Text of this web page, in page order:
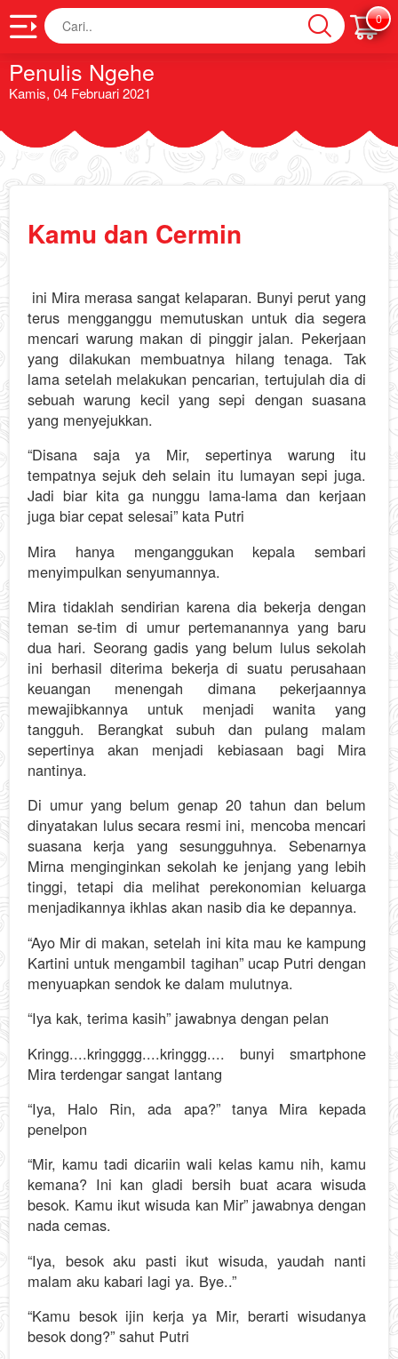
Cari 0
Penulis Ngehe
Kamis, 04 Februari 2021
Kamu dan Cermin
ini Mira merasa sangat kelaparan. Bunyi perut yang
terus mengganggu memutuskan untuk dia segera
mencari warung makan di pinggir jalan. Pekerjaan
yang dilakukan membuatnya hilang tenaga. Tak
lama setelah melakukan pencarian, tertujulah dia di
sebuah warung kecil yang sepi dengan suasana
yang menyejukkan.
“Disana saja ya Mir, sepertinya warung itu
tempatnya sejuk deh selain itu lumayan sepi juga.
Jadi biar kita ga nunggu lama-lama dan kerjaan
juga biar cepat selesai” kata Putri
Mira hanya menganggukan kepala sembari
menyimpulkan senyumannya.
Mira tidaklah sendirian karena dia bekerja dengan
teman se-tim di umur pertemanannya yang baru
dua hari. Seorang gadis yang belum lulus sekolah
ini berhasil diterima bekerja di suatu perusahaan
keuangan menengah dimana pekerjaannya
mewajibkannya untuk menjadi wanita yang
tangguh. Berangkat subuh dan pulang malam
sepertinya akan menjadi kebiasaan bagi Mira
nantinya.
Di umur yang belum genap 20 tahun dan belum
dinyatakan lulus secara resmi ini, mencoba mencari
suasana kerja yang sesungguhnya. Sebenarnya
Mirna menginginkan sekolah ke jenjang yang lebih
tinggi, tetapi dia melihat perekonomian keluarga
menjadikannya ikhlas akan nasib dia ke depannya.
“Ayo Mir di makan, setelah ini kita mau ke kampung
Kartini untuk mengambil tagihan” ucap Putri dengan
menyuapkan sendok ke dalam mulutnya.
“Iya kak, terima kasih” jawabnya dengan pelan
Kringg....kringggg....kringgg.... bunyi smartphone
Mira terdengar sangat lantang
“Iya, Halo Rin, ada apa?” tanya Mira kepada
penelpon
“Mir, kamu tadi dicariin wali kelas kamu nih, kamu
kemana? Ini kan gladi bersih buat acara wisuda
besok. Kamu ikut wisuda kan Mir” jawabnya dengan
nada cemas.
“Iya, besok aku pasti ikut wisuda, yaudah nanti
malam aku kabari lagi ya. Bye..”
“Kamu besok ijin kerja ya Mir, berarti wisudanya
besok dong?” sahut Putri